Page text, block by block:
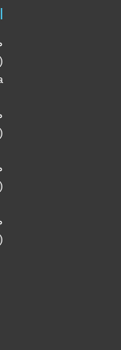
(Volume oscillator)
(Volatility Chaikins)
(TRIX)